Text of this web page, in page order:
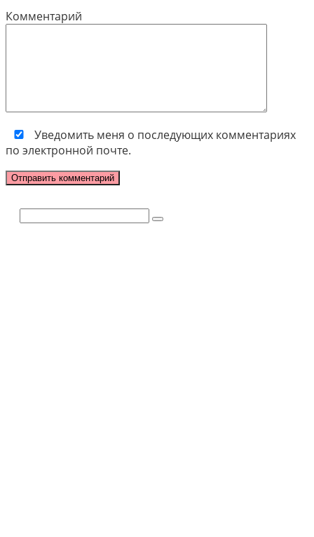
Комментарий
Уведомить меня о последующих комментариях
по электронной почте.
Поиск: